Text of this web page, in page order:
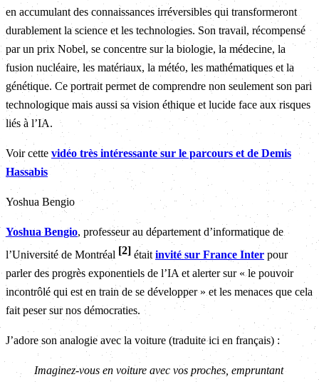
en accumulant des connaissances irréversibles qui transformeront
durablement la science et les technologies. Son travail, récompensé
par un prix Nobel, se concentre sur la biologie, la médecine, la
fusion nucléaire, les matériaux, la météo, les mathématiques et la
génétique. Ce portrait permet de comprendre non seulement son pari
technologique mais aussi sa vision éthique et lucide face aux risques
liés à l’IA.
Voir cettevidéo très intéressante sur le parcours et de Demis
Hassabis
Yoshua Bengio
Yoshua Bengio, professeur au département d’informatique de
l’Université de Montréal 2 était invité sur France Inter pour
parler des progrès exponentiels de l’IA et alerter sur « le pouvoir
incontrôlé qui est en train de se développer » et les menaces que cela
fait peser sur nos démocraties.
J’adore son analogie avec la voiture (traduite ici en français) :
Imaginez-vous en voiture avec vos proches, empruntant